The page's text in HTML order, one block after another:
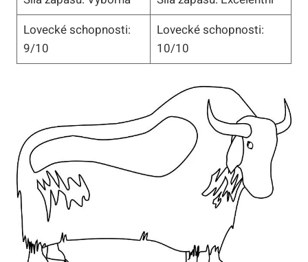
Lovecké schopnosti:
9/10
Lovecké schopnosti:
10/10